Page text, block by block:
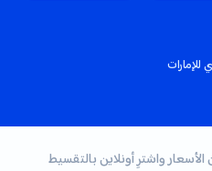
واشترِ أونلاين بالتقسيط